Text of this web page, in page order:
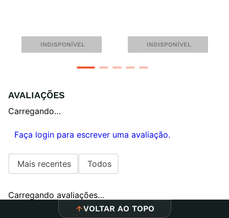
INDISPONÍVEL INDISPONÍVEL
AVALIAÇÕES
Carregando…
Faça login para escrever uma avaliação.
Mais recentes Todos
Carregando avaliações…
VOLTAR AO TOPO